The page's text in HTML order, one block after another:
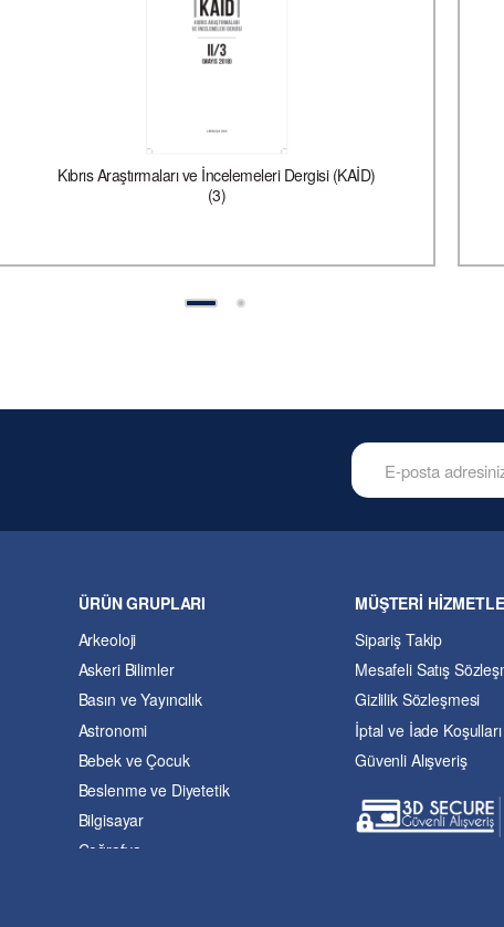
Kıbrıs Araştırmaları ve İncelemeleri Dergisi (KAİD)
(3)
ÜRÜN GRUPLARI
Arkeoloji
Askeri Bilimler
Basın ve Yayıncılık
Astronomi
Bebek ve Çocuk
Beslenme ve Diyetetik
Bilgisayar
Coğrafya
MÜŞTERİ
Sipariş Takip
Mesafeli Satış
Gizlilik Sözleşmesi
İptal ve İade Koşulları
Güvenli Alışveriş